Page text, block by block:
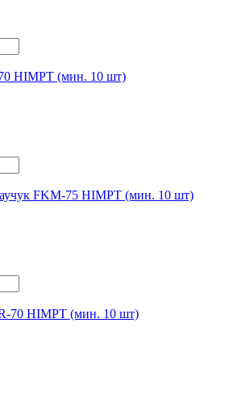
HIMPT (мин. 10 шт)
FKM-75 HIMPT (мин. 10 шт)
70 HIMPT (мин. 10 шт)